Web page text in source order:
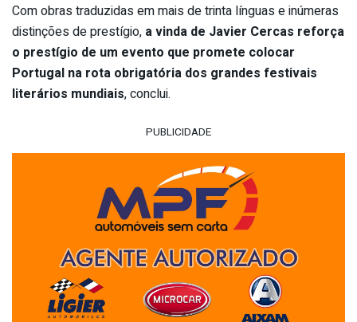
Com obras traduzidas em mais de trinta línguas e inúmeras
distinções de prestígio, a vinda de Javier Cercas reforça
o prestígio de um evento que promete colocar
Portugal na rota obrigatória dos grandes festivais
literários mundiais, conclui.
PUBLICIDADE